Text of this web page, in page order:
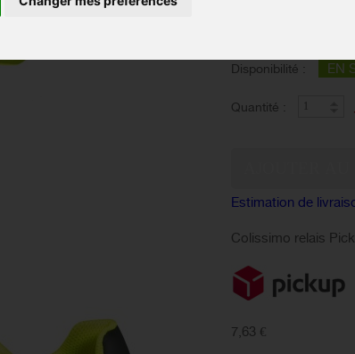
Disponibilité :
EN
Quantité :
Estimation de
Colissimo relais
7,63 €